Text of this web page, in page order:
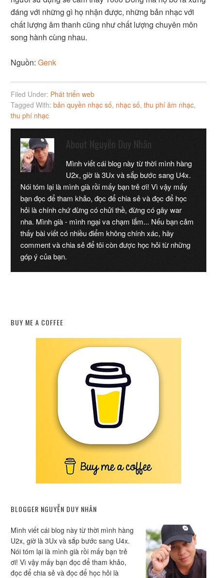
đáng với những gì họ nhận được, những bản nhạc với
chất lượng âm thanh cũng như chất lượng chuyên môn
song hành cùng nhau.
Nguồn: Genk
Filed Under: Phát triển web
Tagged With:bản quyền nhạc số, nhạc số,thu phí âm nhạc,
thu phí nhạc
About Nguyễn Duy Nhân
Mình viết cái blog này từ thời mình hàng
U2x, giờ là 3Ux và sắp bước sang U4x.
Nói tóm lại là mình già rồi mấy bạn trẻ ơi! Vì vậy mấy
bạn đọc để tham khảo, đọc để chia sẻ và đọc để học
hỏi là chính chứ đừng có chửi thề, đừng có gây war
nha. Mình già - mình ngại va chạm lắm... Nếu bạn cảm
thấy bài viết có nhiều điểm không chính xác, hãy
comment và chia sẻ để tôi còn được học hỏi từ những
góp ý của bạn.
BUY ME A COFFEE
BLOGGER NGUYỄN DUY NHÂN
Mình viết cái blog này từ thời mình hàng
U2x, giờ là 3Ux và sắp bước sang U4x.
Nói tóm lại là mình già rồi mấy bạn trẻ
ơi! Vì vậy mấy bạn đọc để tham khảo,
đọc để chia sẻ và đọc để học hỏi là